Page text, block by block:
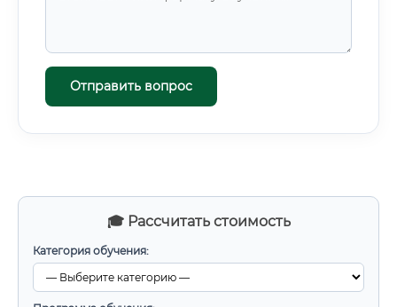
🎓 Рассчитать стоимость
Категория обучения:
Отправить вопрос